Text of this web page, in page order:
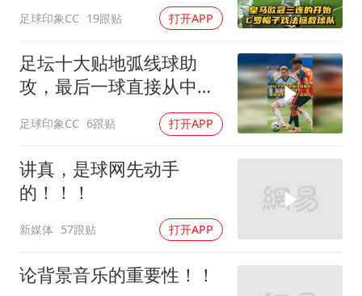
足球印象CC 19跟贴 打开APP
足坛十大贴地弧线球助
攻，最后一球直接从中线
足球印象CC 6跟贴 打开APP
讲真，是球网先动手
的！！！
新媒体 57跟贴 打开APP
论背景音乐的重要性！！